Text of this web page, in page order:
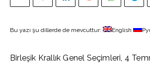
Bu yazı şu dillerde de mevcuttur: English
Birleşik Krallık Genel Seçimleri, 4